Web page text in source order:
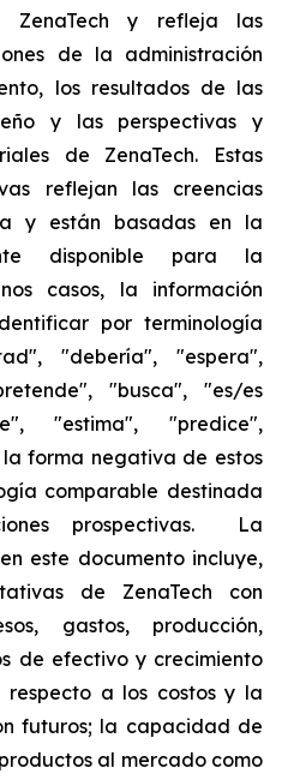
ZenaTech y refleja las
de la administración
los resultados de las
y las perspectivas y
de ZenaTech. Estas
reflejan las creencias
y están basadas en la
disponible para la
casos, la información
por terminología
"debería", "espera",
"busca", "es/es
"estima", "predice",
forma negativa de estos
comparable destinada
prospectivas. La
este documento incluye,
de ZenaTech con
gastos, producción,
de efectivo y crecimiento
a los costos y la
futuros; la capacidad de
al mercado como